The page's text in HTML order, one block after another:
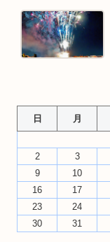
日 月
2
3
9
10
16
17
23
24
30
31